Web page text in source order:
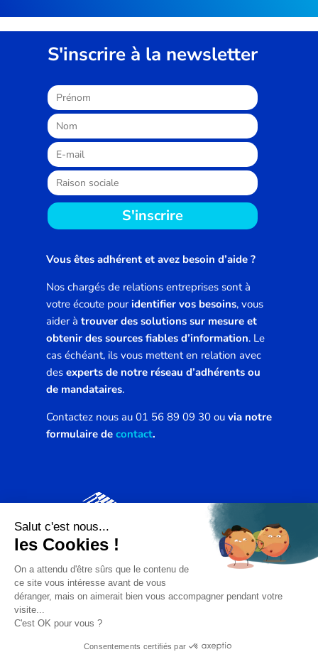
S'inscrire à la newsletter
S'inscrire
Vous êtes adhérent et avez besoin d’aide ?
Nos chargés de relations entreprises sont à
votre écoute pouridentifier vos besoins, vous
aider à trouver des solutions sur mesure et
obtenir des sources fiables d’information. Le
cas échéant, ils vous mettent en relation avec
des experts de notre réseau d’adhérents ou
de mandataires.
Contactez nous au 01 56 89 09 30 ou via notre
formulaire de contact.